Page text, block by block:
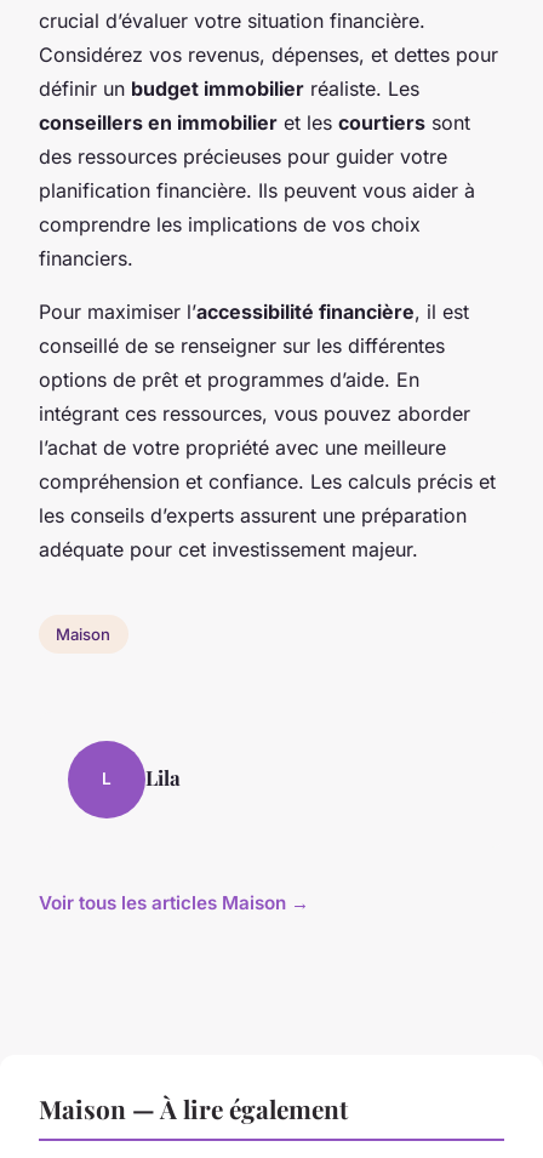
crucial d’évaluer votre situation financière.
Considérez vos revenus, dépenses, et dettes pour
définir un budget immobilier réaliste. Les
conseillers en immobilier et les courtiers sont
des ressources précieuses pour guider votre
planification financière. Ils peuvent vous aider à
comprendre les implications de vos choix
financiers.
Pour maximiser l’accessibilité financière, il est
conseillé de se renseigner sur les différentes
options de prêt et programmes d’aide. En
intégrant ces ressources, vous pouvez aborder
l’achat de votre propriété avec une meilleure
compréhension et confiance. Les calculs précis et
les conseils d’experts assurent une préparation
adéquate pour cet investissement majeur.
Maison
L Lila
Voir tous les articles Maison →
Maison — À lire également